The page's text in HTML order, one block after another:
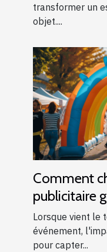
transformer un
objet....
Comment
publicitaire
vos
Lorsque vient le
événement,
pour capter...